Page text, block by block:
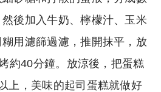
後加入牛奶、檸檬汁、玉米
用濾篩過濾，推開抹平，放
約40分鐘。放涼後，把蛋糕
上，美味的起司蛋糕就做好